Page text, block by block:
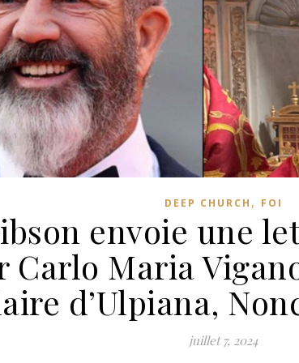
DEEP CHURCH , FOI
envoie une
Carlo Maria
d’Ulpiana,
juillet 7, 2024